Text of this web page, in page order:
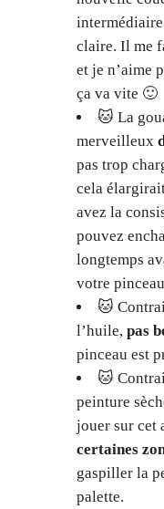
claire. Il me
et je n’aime
ça va vite 🙂
🐱 La
merveilleux
pas trop
cela
avez la
pouvez
longtemps
votre
🐱
l’huile, pas
pinceau est
🐱
peinture
jouer sur cet
certaines
gaspiller la
palette.